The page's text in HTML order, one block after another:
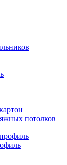
потолков